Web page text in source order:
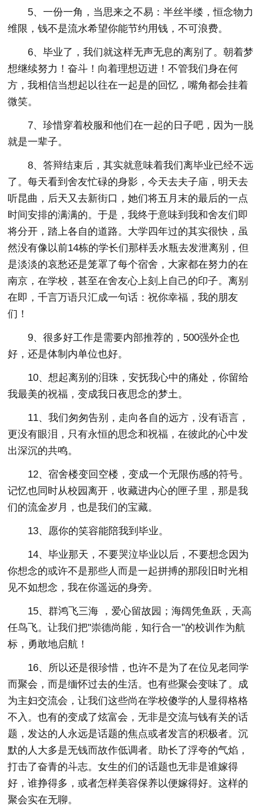
5、一份一角，当思来之不易：半丝半缕，恒念物力
维限，钱不是流水希望你能节约用钱，不可浪费。
6、毕业了，我们就这样无声无息的离别了。朝着梦
想继续努力！奋斗！向着理想迈进！不管我们身在何
方，我相信当想起以往在一起是的回忆，嘴角都会挂着
微笑。
7、珍惜穿着校服和他们在一起的日子吧，因为一脱
就是一辈子。
8、答辩结束后，其实就意味着我们离毕业已经不远
了。每天看到舍友忙碌的身影，今天去夫子庙，明天去
听昆曲，后天又去新街口，她们将五月末的最后的一点
时间安排的满满的。于是，我终于意味到我和舍友们即
将分开，踏上各自的道路。大学四年过的其实很快，虽
然没有像以前14栋的学长们那样丢水瓶去发泄离别，但
是淡淡的哀愁还是笼罩了每个宿舍，大家都在努力的在
南京，在学校，甚至在舍友心上刻上自己的印子。离别
在即，千言万语只汇成一句话：祝你幸福，我的朋友
们！
9、很多好工作是需要内部推荐的，500强外企也
好，还是体制内单位也好。
10、想起离别的泪珠，安抚我心中的痛处，你留给
我最美的祝福，变成我日夜思念的梦土。
11、我们匆匆告别，走向各自的远方，没有语言，
更没有眼泪，只有永恒的思念和祝福，在彼此的心中发
出深沉的共鸣。
12、宿舍楼变回空楼，变成一个无限伤感的符号。
记忆也同时从校园离开，收藏进内心的匣子里，那是我
们的流金岁月，也是我们的宝藏。
13、愿你的笑容能陪我到毕业。
14、毕业那天，不要哭泣毕业以后，不要想念因为
你想念的或许不是那些人而是一起拼搏的那段旧时光相
见不如想念，我在你遥远的身旁。
15、群鸿飞三海 ，爱心留故园；海阔凭鱼跃，天高
任鸟飞。让我们把"崇德尚能，知行合一"的校训作为航
标，勇敢地启航！
16、所以还是很珍惜，也许不是为了在位见老同学
而聚会，而是缅怀过去的生活。也有些聚会变味了。成
为主妇交流会，让我们这些尚在学校傻学的人显得格格
不入。也有的变成了炫富会，无非是交流与钱有关的话
题，发达的人永远是话题的焦点或者发言的积极者。沉
默的人大多是无钱而故作低调者。助长了浮夸的气焰，
打击了奋青的斗志。女生的们的话题也无非是谁嫁得
好，谁挣得多，或者怎样美容保养以便嫁得好。这样的
聚会实在无聊。